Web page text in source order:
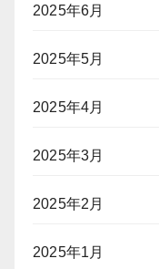
2025年6月
2025年5月
2025年4月
2025年3月
2025年2月
2025年1月